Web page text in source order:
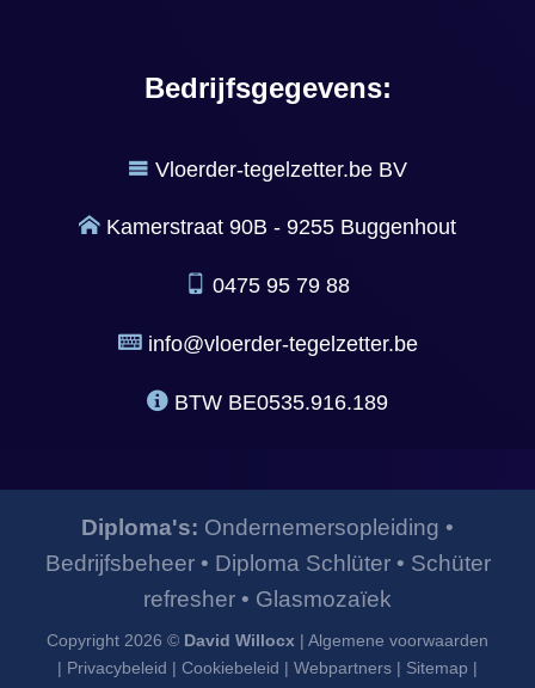
Bedrijfsgegevens:
Vloerder-tegelzetter.be BV
Kamerstraat 90B - 9255 Buggenhout
0475 95 79 88
info@vloerder-tegelzetter.be
BTW BE0535.916.189
Diploma's: Ondernemersopleiding •
Bedrijfsbeheer• Diploma Schlüter• Schüter
refresher • Glasmozaïek
Copyright 2026 © David Willocx | Algemene voorwaarden
| Privacybeleid | Cookiebeleid | Webpartners | Sitemap |